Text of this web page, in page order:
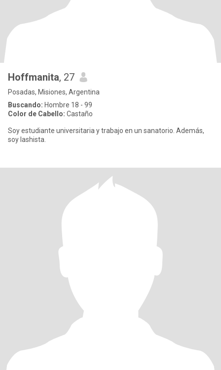
Hoffmanita, 27
Posadas, Misiones, Argentina
Buscando: Hombre 18 - 99
Color de Cabello: Castaño
Soy estudiante universitaria y trabajo en un sanatorio. Además,
soy lashista.